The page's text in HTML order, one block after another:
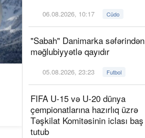
06.08.2026, 10:17 Cüdo
"Sabah" Danimarka səfərindən
məğlubiyyətlə qayıdır
05.08.2026, 23:23 Futbol
FIFA U-15 və U-20 dünya
çempionatlarına hazırlıq üzrə
Təşkilat Komitəsinin iclası baş
tutub